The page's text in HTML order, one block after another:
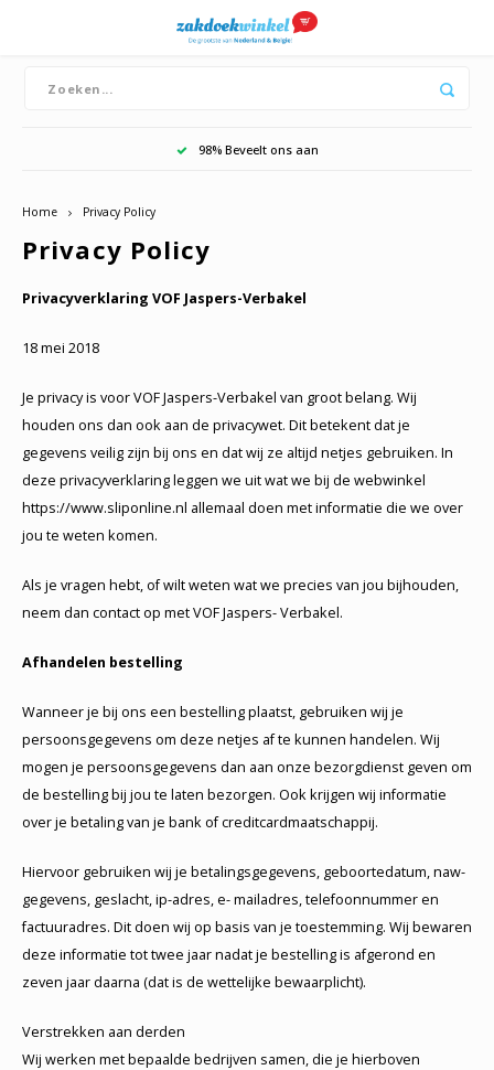
Hoofdmenu / boeren zakdoeken
Hoofdmenu / dames
Hoofdmenu / heren
Hoofdmenu / merken
98% Beveelt ons aan
Home Privacy Policy
Privacy Policy
Privacyverklaring VOF Jaspers-Verbakel
18 mei 2018
Je privacy is voor VOF Jaspers-Verbakel van groot belang. Wij
houden ons dan ook aan de privacywet. Dit betekent dat je
gegevens veilig zijn bij ons en dat wij ze altijd netjes gebruiken. In
deze privacyverklaring leggen we uit wat we bij de webwinkel
https://www.sliponline.nl allemaal doen met informatie die we over
jou te weten komen.
Als je vragen hebt, of wilt weten wat we precies van jou bijhouden,
neem dan contact op met VOF Jaspers- Verbakel.
Afhandelen bestelling
Wanneer je bij ons een bestelling plaatst, gebruiken wij je
persoonsgegevens om deze netjes af te kunnen handelen. Wij
mogen je persoonsgegevens dan aan onze bezorgdienst geven om
de bestelling bij jou te laten bezorgen. Ook krijgen wij informatie
over je betaling van je bank of creditcardmaatschappij.
Hiervoor gebruiken wij je betalingsgegevens, geboortedatum, naw-
gegevens, geslacht, ip-adres, e- mailadres, telefoonnummer en
factuuradres. Dit doen wij op basis van je toestemming. Wij bewaren
deze informatie tot twee jaar nadat je bestelling is afgerond en
zeven jaar daarna (dat is de wettelijke bewaarplicht).
Verstrekken aan derden
Wij werken met bepaalde bedrijven samen, die je hierboven